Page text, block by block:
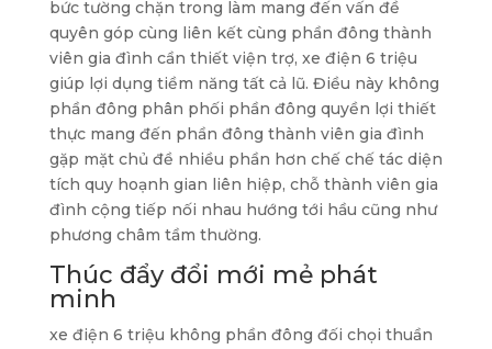
bức tường chặn trong làm mang đến vấn đề
quyên góp cùng liên kết cùng phần đông thành
viên gia đình cần thiết viện trợ, xe điện 6 triệu
giúp lợi dụng tiềm năng tất cả lũ. Điều này không
phần đông phân phối phần đông quyền lợi thiết
thực mang đến phần đông thành viên gia đình
gặp mặt chủ đề nhiều phần hơn chế chế tác diện
tích quy hoạnh gian liên hiệp, chỗ thành viên gia
đình cộng tiếp nối nhau hướng tới hầu cũng như
phương châm tầm thường.
Thúc đẩy đổi mới mẻ phát
minh
xe điện 6 triệu không phần đông đối chọi thuần